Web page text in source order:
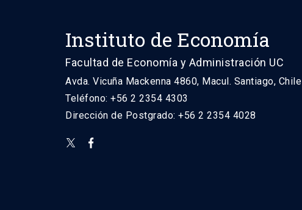
Instituto de Economía
Facultad de Economía y Administración UC
Avda. Vicuña Mackenna 4860, Macul. Santiago, Chile
Teléfono: +56 2 2354 4303
Dirección de Postgrado: +56 2 2354 4028